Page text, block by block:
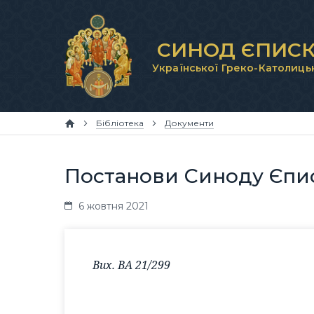
СИНОД
Української Греко-
Бібліотека Документи
Постанови Синоду
6 жовтня 2021
Вих. ВА 21/299